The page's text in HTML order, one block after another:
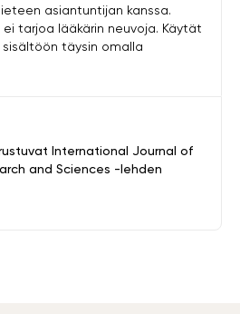
International Journal of
and Sciences -lehden
asiantuntijan kanssa.
tarjoa lääkärin neuvoja. Käytät
täysin omalla